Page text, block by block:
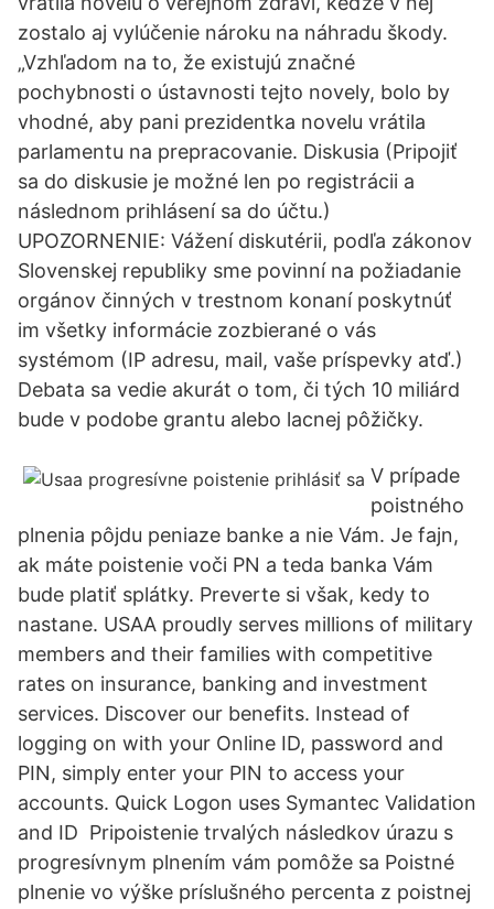
zostalo aj vylúčenie nároku na náhradu škody.
„Vzhľadom na to, že existujú značné
pochybnosti o ústavnosti tejto novely, bolo by
vhodné, aby pani prezidentka novelu vrátila
parlamentu na prepracovanie. Diskusia (Pripojiť
sa do diskusie je možné len po registrácii a
následnom prihlásení sa do účtu.)
UPOZORNENIE: Vážení diskutérii, podľa zákonov
Slovenskej republiky sme povinní na požiadanie
orgánov činných v trestnom konaní poskytnúť
im všetky informácie zozbierané o vás
systémom (IP adresu, mail, vaše príspevky atď.)
Debata sa vedie akurát o tom, či tých 10 miliárd
bude v podobe grantu alebo lacnej pôžičky.
V prípade
poistného
plnenia pôjdu peniaze banke a nie Vám. Je fajn,
ak máte poistenie voči PN a teda banka Vám
bude platiť splátky. Preverte si však, kedy to
nastane. USAA proudly serves millions of military
members and their families with competitive
rates on insurance, banking and investment
services. Discover our benefits. Instead of
logging on with your Online ID, password and
PIN, simply enter your PIN to access your
accounts. Quick Logon uses Symantec Validation
and ID Pripoistenie trvalých následkov úrazu s
progresívnym plnením vám pomôže sa Poistné
plnenie vo výške príslušného percenta z poistnej